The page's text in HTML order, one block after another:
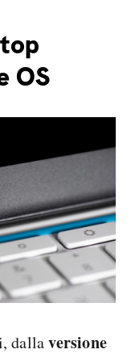
OS
dallaversione